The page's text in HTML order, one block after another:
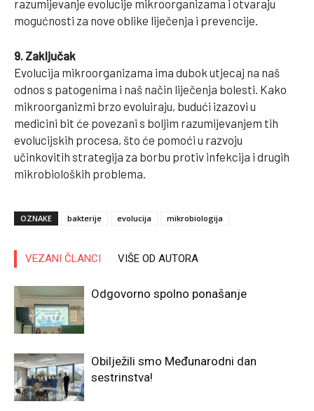
razumijevanje evolucije mikroorganizama i otvaraju
mogućnosti za nove oblike liječenja i prevencije.
9. Zaključak
Evolucija mikroorganizama ima dubok utjecaj na naš
odnos s patogenima i naš način liječenja bolesti. Kako
mikroorganizmi brzo evoluiraju, budući izazovi u
medicini bit će povezani s boljim razumijevanjem tih
evolucijskih procesa, što će pomoći u razvoju
učinkovitih strategija za borbu protiv infekcija i drugih
mikrobioloških problema.
OZNAKE bakterije evolucija mikrobiologija
VEZANI ČLANCI VIŠE OD AUTORA
Odgovorno spolno ponašanje
Obilježili smo Međunarodni dan
sestrinstva!